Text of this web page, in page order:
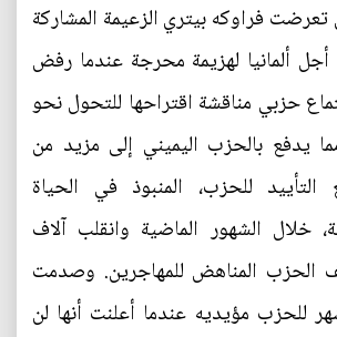
فراوكه بيتري الزعيمة المشاركة
ألمانيا لهزيمة محرجة عندما رفض
حزبي مناقشة اقتراحها للتحول نحو
يدفع بالحزب اليميني إلى مزيد من
للحزب، المنبوذ في الحياة
خلال الشهور الماضية وانقلب آلاف
الحزب المناهض للمهاجرين. وصدمت
للحزب مؤيديه عندما أعلنت أنها لن